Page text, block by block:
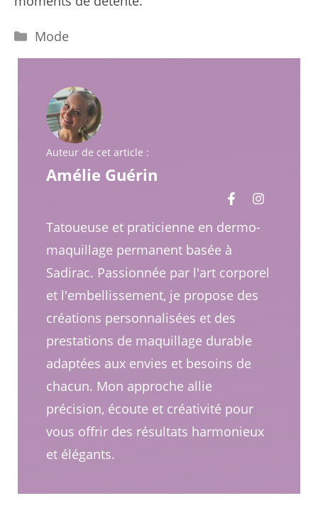
Catégories
Mode
Auteur de cet article :
Amélie Guérin
Tatoueuse et praticienne en dermo-
maquillage permanent basée à
Sadirac. Passionnée par l'art corporel
et l'embellissement, je propose des
créations personnalisées et des
prestations de maquillage durable
adaptées aux envies et besoins de
chacun. Mon approche allie
précision, écoute et créativité pour
vous offrir des résultats harmonieux
et élégants.